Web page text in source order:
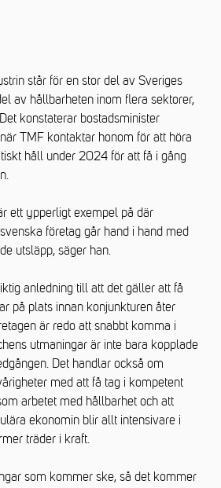
står för en stor del av Sveriges
av hållbarheten inom flera sektorer,
konstaterar bostadsminister
TMF kontaktar honom för att höra
håll under 2024 för att få i gång
ett ypperligt exempel på där
företag går hand i hand med
utsläpp, säger han.
anledning till att det gäller att få
på plats innan konjunkturen åter
är redo att snabbt komma i
utmaningar är inte bara kopplade
Det handlar också om
med att få tag i kompetent
arbetet med hållbarhet och att
ekonomin blir allt intensivare i
träder i kraft.
som kommer ske, så det kommer